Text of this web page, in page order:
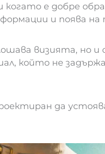
е добре
и поява на
визията, но и
който не
да